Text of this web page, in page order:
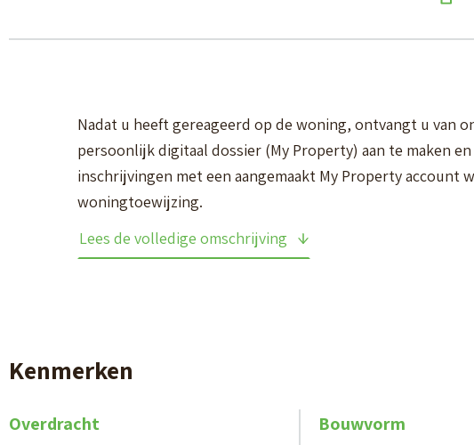
Nadat u heeft gereageerd op de woning, ontvangt u van
persoonlijk digitaal dossier (My Property) aan te maken
inschrijvingen met een aangemaakt My Property account
woningtoewijzing.
55 + SENIORENWONING
• Gelegen op de tweede verdieping met een balkon op het
• De foto's zijn van een vergelijkbaar appartement
• Huurprijs excl. servicekosten van € 50,- per maand en
Lees de volledige omschrijving
Kenmerken
Overdracht Bouwvorm